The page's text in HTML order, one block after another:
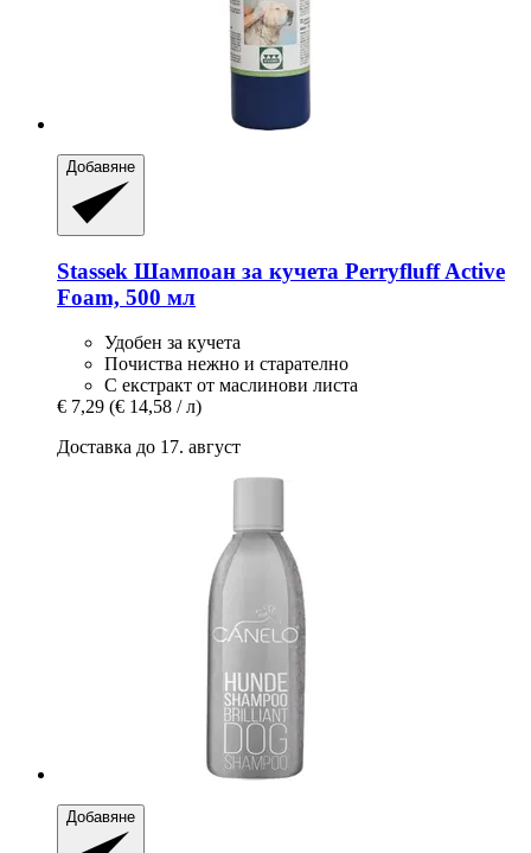
Добавяне
Stassek Шампоан за кучета Perryfluff Active
Foam, 500 мл
Удобен за кучета
Почиства нежно и старателно
С екстракт от маслинови листа
€ 7,29 (€ 14,58 / л)
Доставка до 17. август
Добавяне